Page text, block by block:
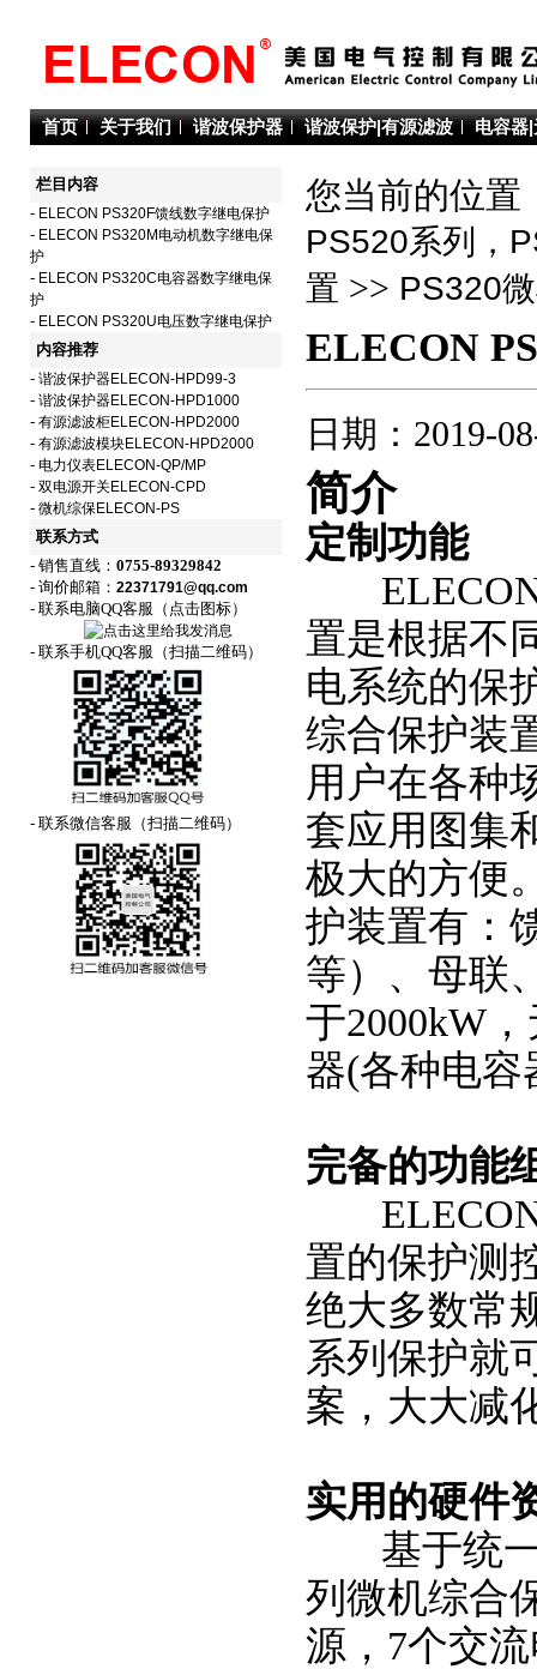
首页 关于我们 谐波保护器 谐波保护|有源滤波 电容器
栏目内容
- ELECON PS320F馈线数字继电保护
- ELECON PS320M电动机数字继电保
护
- ELECON PS320C电容器数字继电保
护
- ELECON PS320U电压数字继电保护
内容推荐
- 谐波保护器ELECON-HPD99-3
- 谐波保护器ELECON-HPD1000
- 有源滤波柜ELECON-HPD2000
- 有源滤波模块ELECON-HPD2000
- 电力仪表ELECON-QP/MP
- 双电源开关ELECON-CPD
- 微机综保ELECON-PS
联系方式
- 销售直线： 0755-89329842
- 询价邮箱： 22371791@qq.com
- 联系电脑QQ客服（点击图标）
- 联系手机QQ客服（扫描二维码）
- 联系微信客服（扫描二维码）
您当前的位
PS520系列，
置 >> PS320
ELECON
日期：2019-
简介
定制功能
置是根据不
电系统的保
综合保护装
用户在各种
套应用图集
极大的方便
护装置有：
等）、母联
于2000kW
器(各种电
完备的功能
置的保护测
绝大多数常
系列保护就
案，大大减
实用的硬件
基于统一
列微机综合
源，7个交